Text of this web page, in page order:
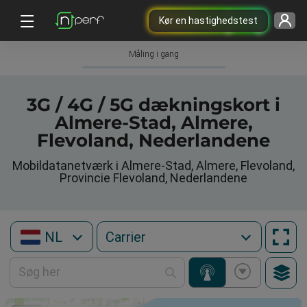
Kør en hastighedstest
Måling i gang
3G / 4G / 5G dækningskort i
Almere-Stad, Almere,
Flevoland, Nederlandene
Mobildatanetværk i Almere-Stad, Almere, Flevoland,
Provincie Flevoland, Nederlandene
NL